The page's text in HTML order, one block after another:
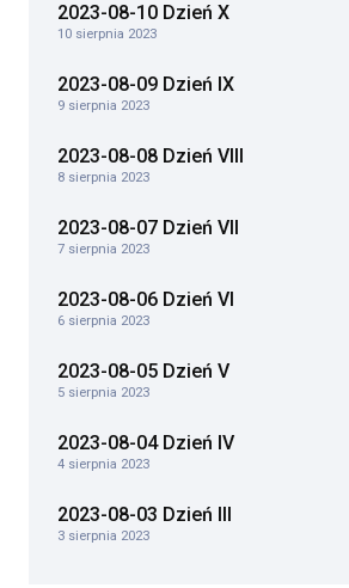
2023-08-10 Dzień X
10 sierpnia 2023
2023-08-09 Dzień IX
9 sierpnia 2023
2023-08-08 Dzień VIII
8 sierpnia 2023
2023-08-07 Dzień VII
7 sierpnia 2023
2023-08-06 Dzień VI
6 sierpnia 2023
2023-08-05 Dzień V
5 sierpnia 2023
2023-08-04 Dzień IV
4 sierpnia 2023
2023-08-03 Dzień III
3 sierpnia 2023